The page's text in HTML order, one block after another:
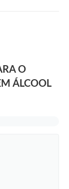
O
ÁLCOOL